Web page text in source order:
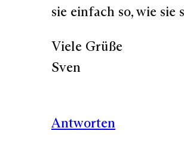
sie einfach so, wie sie
Viele Grüße
Sven
Antworten